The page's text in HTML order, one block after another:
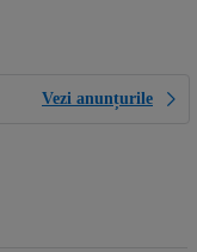
Vezi anunțurile